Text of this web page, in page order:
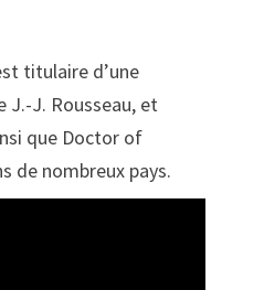
titulaire d’une
J.-J. Rousseau, et
que Doctor of
de nombreux pays.